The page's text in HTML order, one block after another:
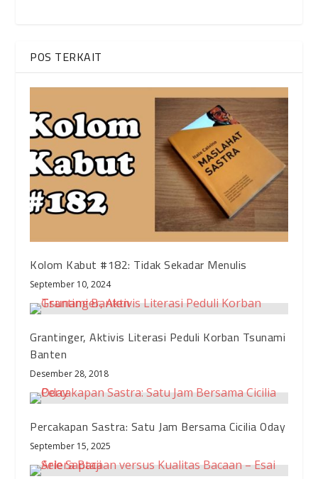
POS TERKAIT
Kolom Kabut #182: Tidak Sekadar Menulis
September 10, 2024
Grantinger, Aktivis Literasi Peduli Korban Tsunami
Banten
Desember 28, 2018
Percakapan Sastra: Satu Jam Bersama Cicilia Oday
September 15, 2025